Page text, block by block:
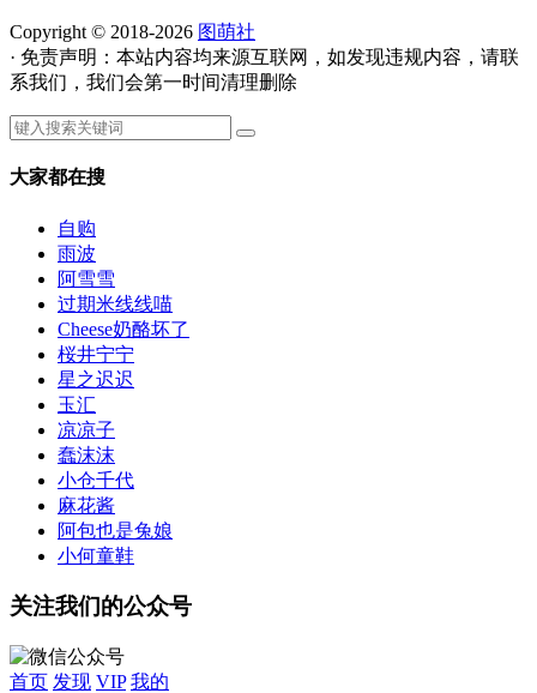
Copyright © 2018-2026 图萌社
· 免责声明：本站内容均来源互联网，如发现违规内容，请联
系我们，我们会第一时间清理删除
大家都在搜
自购
雨波
阿雪雪
过期米线线喵
Cheese奶酪坏了
桜井宁宁
星之迟迟
玉汇
凉凉子
蠢沫沫
小仓千代
麻花酱
阿包也是兔娘
小何童鞋
关注我们的公众号
首页 发现 VIP 我的